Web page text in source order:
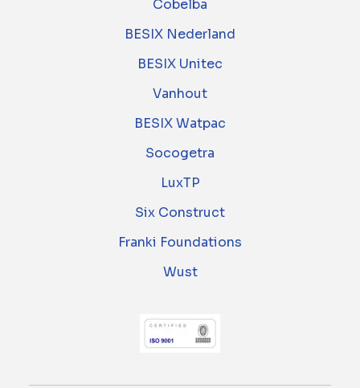
Cobelba
BESIX Nederland
BESIX Unitec
Vanhout
BESIX Watpac
Socogetra
LuxTP
Six Construct
Franki Foundations
Wust